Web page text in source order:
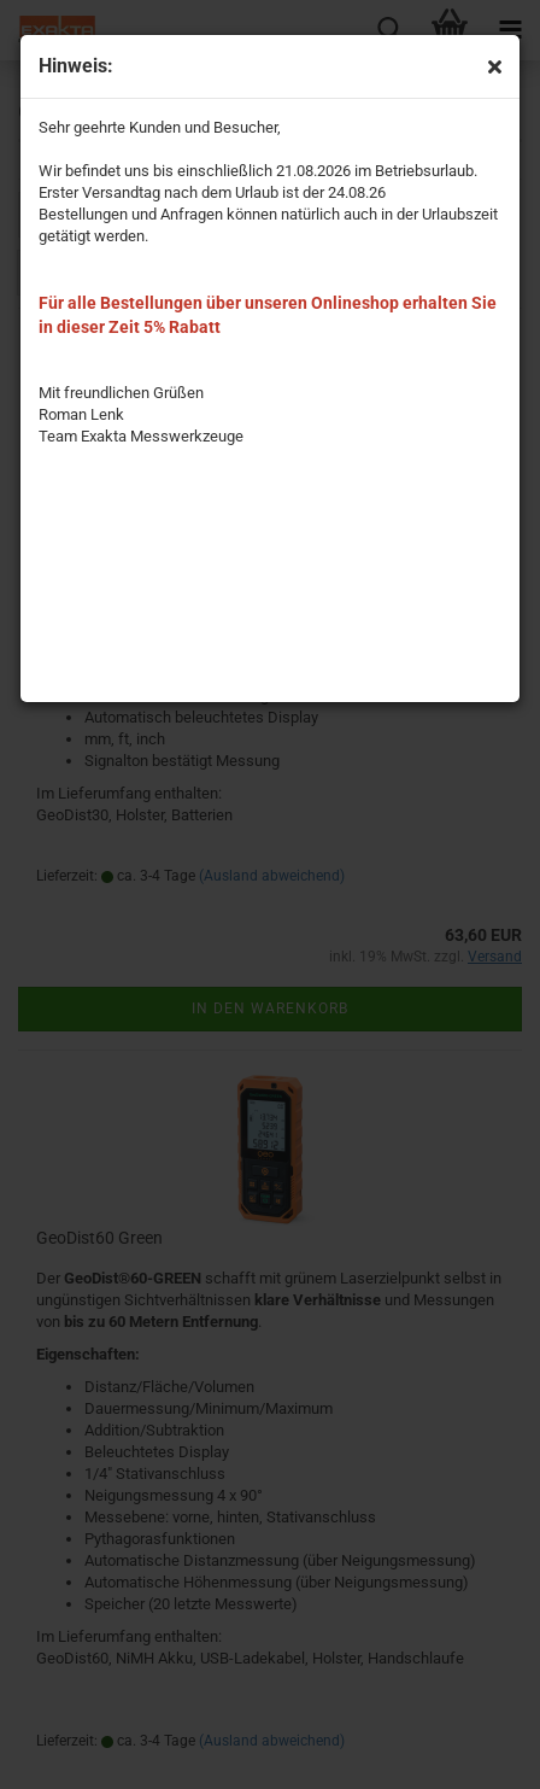
Hinweis:
Sehr geehrte Kunden und Besucher,
Wir befindet uns bis einschließlich 21.08.2026 im Betriebsurlaub.
Erster Versandtag nach dem Urlaub ist der 24.08.26
Bestellungen und Anfragen können natürlich auch in der Urlaubszeit
getätigt werden.
Für alle Bestellungen über unseren Onlineshop erhalten Sie
in dieser Zeit 5% Rabatt
Mit freundlichen Grüßen
Roman Lenk
Team Exakta Messwerkzeuge
Sortieren nach
Sortieren nach 15 pro Seite
pro Seite
Automatisch beleuchtetes Display
mm, ft, inch
Signalton bestätigt Messung
Im Lieferumfang enthalten:
GeoDist30, Holster, Batterien
Lieferzeit: ca. 3-4 Tage (Ausland abweichend)
63,60 EUR
inkl. 19% MwSt. zzgl. Versand
IN DEN WARENKORB
GeoDist60 Green
Der GeoDist®60-GREEN schafft mit grünem Laserzielpunkt selbst in
ungünstigen Sichtverhältnissen klare Verhältnisse und Messungen
von bis zu 60 Metern Entfernung.
Eigenschaften:
Distanz/Fläche/Volumen
Dauermessung/Minimum/Maximum
Addition/Subtraktion
Beleuchtetes Display
1/4" Stativanschluss
Neigungsmessung 4 x 90°
Messebene: vorne, hinten, Stativanschluss
Pythagorasfunktionen
Automatische Distanzmessung (über Neigungsmessung)
Automatische Höhenmessung (über Neigungsmessung)
Speicher (20 letzte Messwerte)
Im Lieferumfang enthalten:
GeoDist60, NiMH Akku, USB-Ladekabel, Holster, Handschlaufe
Lieferzeit: ca. 3-4 Tage (Ausland abweichend)